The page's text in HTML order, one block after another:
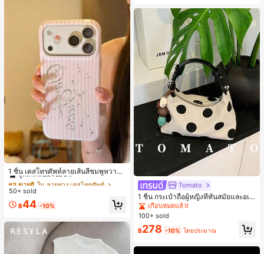
1 ชิ้น เคสโทรศัพท์ลายเส้นสีชมพูหวาน
พิมพ์ตัวอักษรเลื่อม กันกระแทก กลิตเตอ
ร์ สำหรับ IPhone 17 Pro Max, 17 Pro,
16 Pro Max, 16 Pro, 15 Pro, 18 Pro, 1
8 Pro Max ตกแต่งหัวใจสไตล์สวยงาม
#3 ขายดี ใน ลายทาง เคสโทรศัพท์
ลูกค้ากลับมาซื้อซ้ำ!
#3 ขายดี ใน ลายทาง เคสโทรศัพท์
ลูกค้ากลับมาซื้อซ้ำ!
#3 ขายดี ใน ลายทาง เคสโทรศัพท์
ลูกค้ากลับมาซื้อซ้ำ!
#3 ขายดี
ใน ลายทาง เคสโทรศัพท์
50+ sold
฿44 -10%
Tomato
1 ชิ้น กระเป๋าถือผู้หญิงที่ทันสมัยและอเน
กประสงค์, กระเป๋าสะพายข้างรูปพระจัน
ทร์เสี้ยวที่น่ารัก, สายสะพายปรับได้, ไม่ร
วมจี้, เหมาะสำหรับผู้หญิงวัยรุ่น - การเ
ดินทาง, การช้อปปิ้ง, ห้องเรียน, การเด
ท, ของขวัญสำหรับผู้หญิง, สำนักงาน, ก
ารทำงาน, สำนักงาน, ธุรกิจ
เกือบหมดแล้ว!
100+ sold
฿278 -10% โดยประมาณ